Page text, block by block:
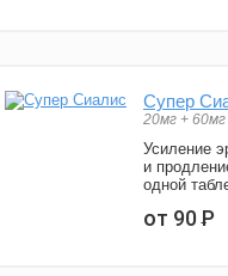
Супер
20мг + 60мг
Усиление
и
одной
от 90Р